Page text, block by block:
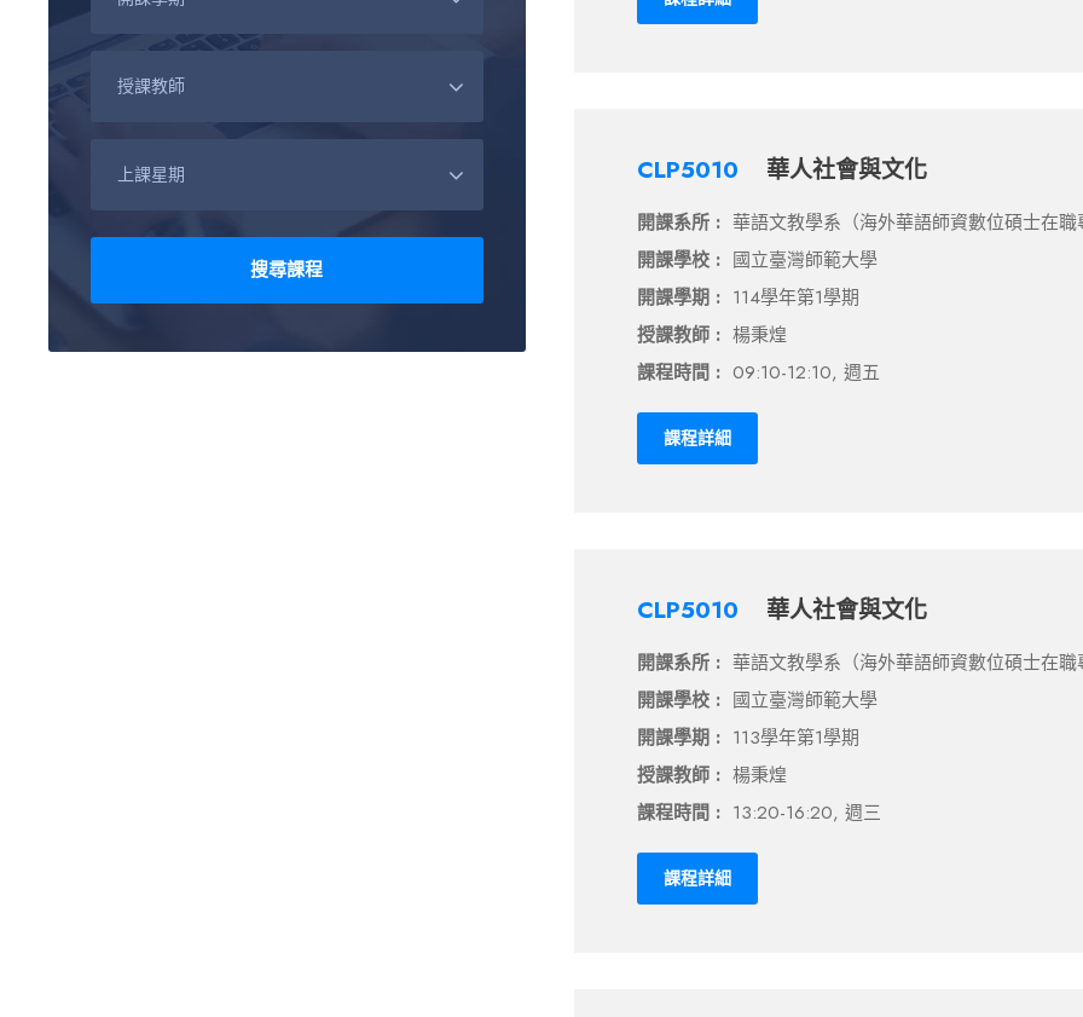
CLP5010 華人社會與文化
開課系所 : 華語文教學系（海外華語師資數位碩士在職
開課學校 : 國立臺灣師範大學
開課學期 : 114學年第1學期
授課教師 : 楊秉煌
課程時間 : 09:10-12:10, 週五
課程詳細
CLP5010 華人社會與文化
開課系所 : 華語文教學系（海外華語師資數位碩士在職
開課學校 : 國立臺灣師範大學
開課學期 : 113學年第1學期
授課教師 : 楊秉煌
課程時間 : 13:20-16:20, 週三
課程詳細